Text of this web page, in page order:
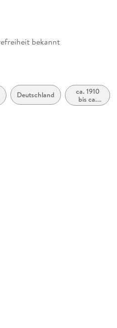
bekannt
Deutschland
ca. 1910
bis ca.
1919